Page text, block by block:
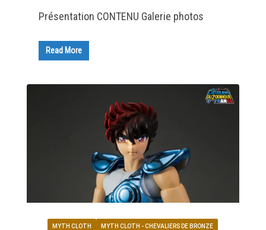
Présentation CONTENU Galerie photos
Read More
MYTH CLOTH MYTH CLOTH - CHEVALIERS DE BRONZE